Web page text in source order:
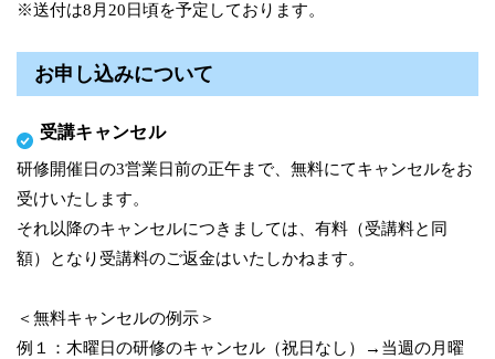
※送付は8月20日頃を予定しております。
お申し込みについて
受講キャンセル
研修開催日の3営業日前の正午まで、無料にてキャンセルをお
受けいたします。
それ以降のキャンセルにつきましては、有料（受講料と同
額）となり受講料のご返金はいたしかねます。
＜無料キャンセルの例示＞
例１：木曜日の研修のキャンセル（祝日なし）→当週の月曜